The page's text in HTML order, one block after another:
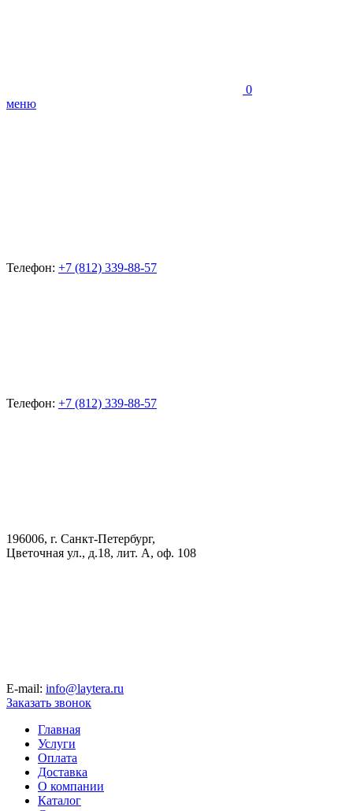
0
меню
Телефон: +7 (812) 339-88-57
Телефон: +7 (812) 339-88-57
196006, г. Санкт-Петербург,
Цветочная ул., д.18, лит. А, оф. 108
E-mail: info@laytera.ru
Заказать звонок
Главная
Услуги
Оплата
Доставка
О компании
Каталог